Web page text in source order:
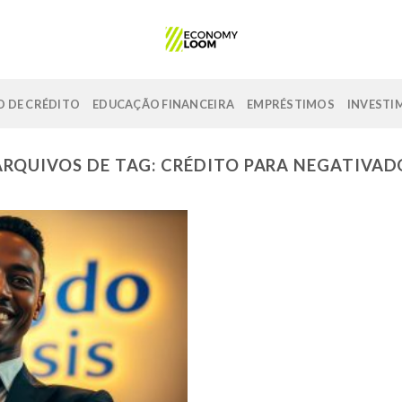
DE CRÉDITO EDUCAÇÃO FINANCEIRA EMPRÉSTIMOS
DE TAG: CRÉDITO PARA